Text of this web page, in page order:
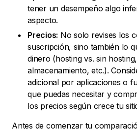
tener un desempeño algo
aspecto.
Precios: No solo revises los
suscripción, sino también lo
dinero (hosting vs. sin
almacenamiento, etc.).
adicional por aplicaciones o
que puedas necesitar y
los precios según crece tu
Antes de comenzar tu